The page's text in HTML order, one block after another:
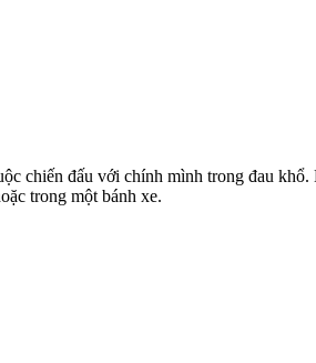
chiến đấu với chính mình trong đau
trong một bánh xe.